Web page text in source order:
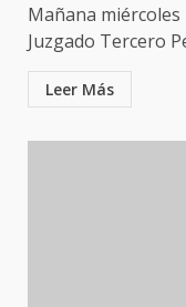
Mañana miércoles
Juzgado Tercero
Leer Más